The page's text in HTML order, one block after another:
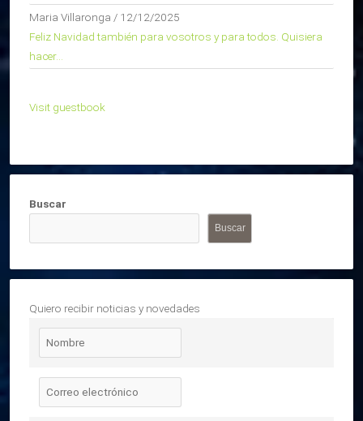
Maria Villaronga / 12/12/2025
Feliz Navidad también para vosotros y para todos. Quisiera
hacer...
Visit guestbook
Buscar
Buscar
Quiero recibir noticias y novedades